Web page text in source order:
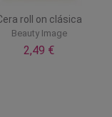
roll on clásica
Beauty Image
2,49 €